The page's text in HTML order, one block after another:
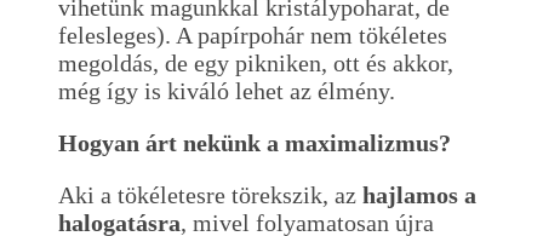
vihetünk magunkkal kristálypoharat, de
felesleges). A papírpohár nem tökéletes
megoldás, de egy pikniken, ott és akkor,
még így is kiváló lehet az élmény.
Hogyan árt nekünk a maximalizmus?
Aki a tökéletesre törekszik, az hajlamos a
halogatásra, mivel folyamatosan újra